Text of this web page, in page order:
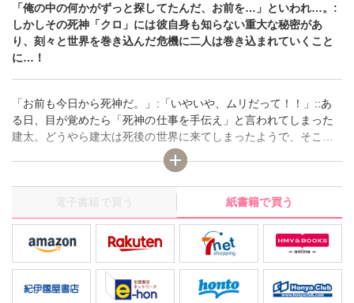
「俺の中の何かがずっと探してたんだ、お前を…」といわれ…。:
しかしその死神「クロ」には彼自身も知らない重大な秘密があ
り、刻々と世界を巻き込んだ危機に二人は巻き込まれていくこと
に…！
「お前も今日から死神だ。」:「いやいや、ムリだって！！」::あ
る日、目が覚めたら「死神の仕事を手伝え」と言われてしまった
建太。どうやら建太は死後の世界に来てしまったようで、そこに
いるのはおかしな人たちばかり。しかも一番黒ずくめの男に、
「俺の中の何かがずっと探してたんだ、お前を…」といわれ…。:
しかしその死神「クロ」には彼自身も知らない重大な秘密があ
り、刻々と世界を巻き込んだ危機に二人は巻き込まれていくこと
に…！
電子書籍で買う 紙書籍で買う